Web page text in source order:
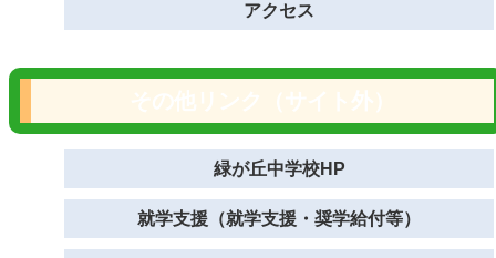
アクセス
緑が丘中学校HP
就学支援（就学支援・奨学給付等）